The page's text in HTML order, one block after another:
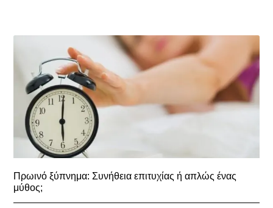
Πρωινό ξύπνημα: Συνήθεια επιτυχίας ή απλώς ένας
μύθος;